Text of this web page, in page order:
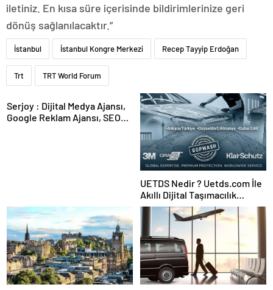
iletiniz. En kısa süre içerisinde bildirimlerinize geri
dönüş sağlanılacaktır.”
İstanbul İstanbul Kongre Merkezi Recep Tayyip Erdoğan
Trt TRT World Forum
Serjoy : Dijital Medya Ajansı,
Google Reklam Ajansı, SEO
UETDS Nedir ? Uetds.com İle
Akıllı Dijital Taşımacılık
Yazılımı